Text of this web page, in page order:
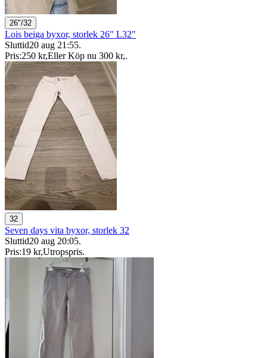
26"/32
Lois beiga byxor, storlek 26" L32"
Sluttid20 aug 21:55.
Pris:250 kr,Eller Köp nu 300 kr,.
32
Seven days vita byxor, storlek 32
Sluttid20 aug 20:05.
Pris:19 kr,Utropspris.